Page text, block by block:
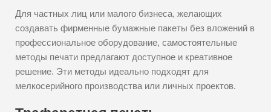
Для частных лиц или малого бизнеса, желающих
создавать фирменные бумажные пакеты без вложений в
профессиональное оборудование, самостоятельные
методы печати предлагают доступное и креативное
решение. Эти методы идеально подходят для
мелкосерийного производства или личных проектов.